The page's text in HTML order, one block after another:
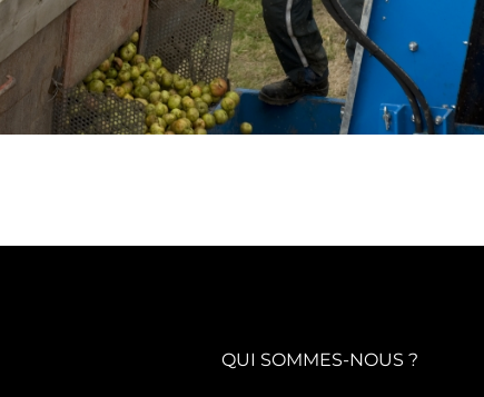
QUI SOMMES-NOUS ?